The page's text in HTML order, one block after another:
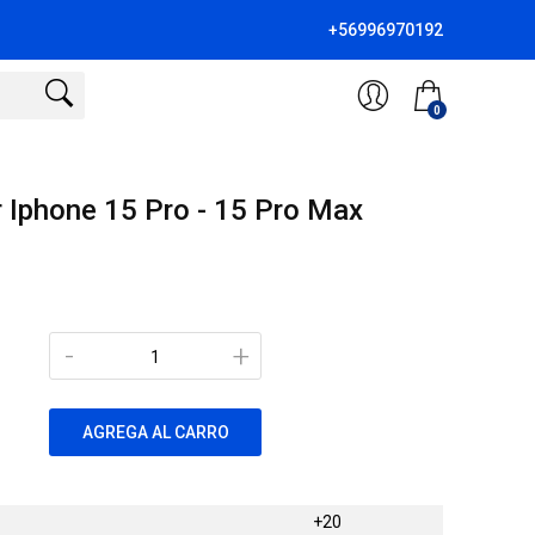
+56996970192
0
15 Pro - 15 Pro Max
+
-
AGREGA AL CARRO
+20